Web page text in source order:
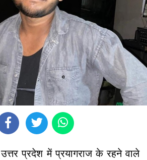
उत्तर प्रदेश में प्रयागराज के रहने वाले